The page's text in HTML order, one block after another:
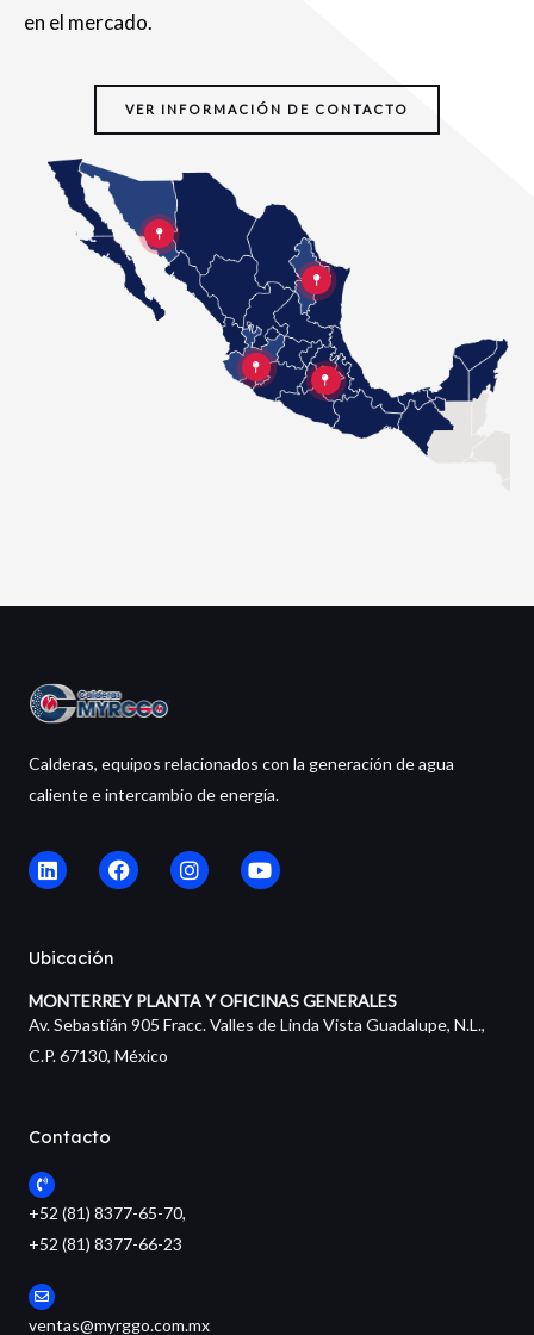
en el mercado.
VER INFORMACIÓN DE CONTACTO
Calderas, equipos relacionados con la generación de agua
caliente e intercambio de energía.
L
i
e
d
i
n
F
a
o
k
I
n
r
a
m
Y
o
e
Ubicación
MONTERREY PLANTA Y OFICINAS GENERALES
Av. Sebastián 905 Fracc. Valles de Linda Vista Guadalupe, N.L.,
C.P. 67130, México
Contacto
+52 (81) 8377-65-70,
+52 (81) 8377-66-23
ventas@myrggo.com.mx